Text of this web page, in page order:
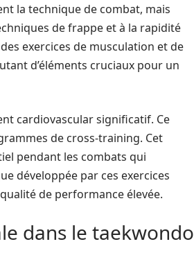
la technique de combat, mais
de frappe et à la rapidité
exercices de musculation et de
d’éléments cruciaux pour un
cardiovascular significatif. Ce
de cross-training. Cet
pendant les combats qui
développée par ces exercices
de performance élevée.
dans le taekwondo